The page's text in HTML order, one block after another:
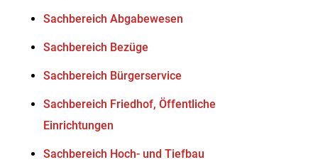
Sachbereich Abgabewesen
Sachbereich Bezüge
Sachbereich Bürgerservice
Sachbereich Friedhof, Öffentliche
Einrichtungen
Sachbereich Hoch- und Tiefbau